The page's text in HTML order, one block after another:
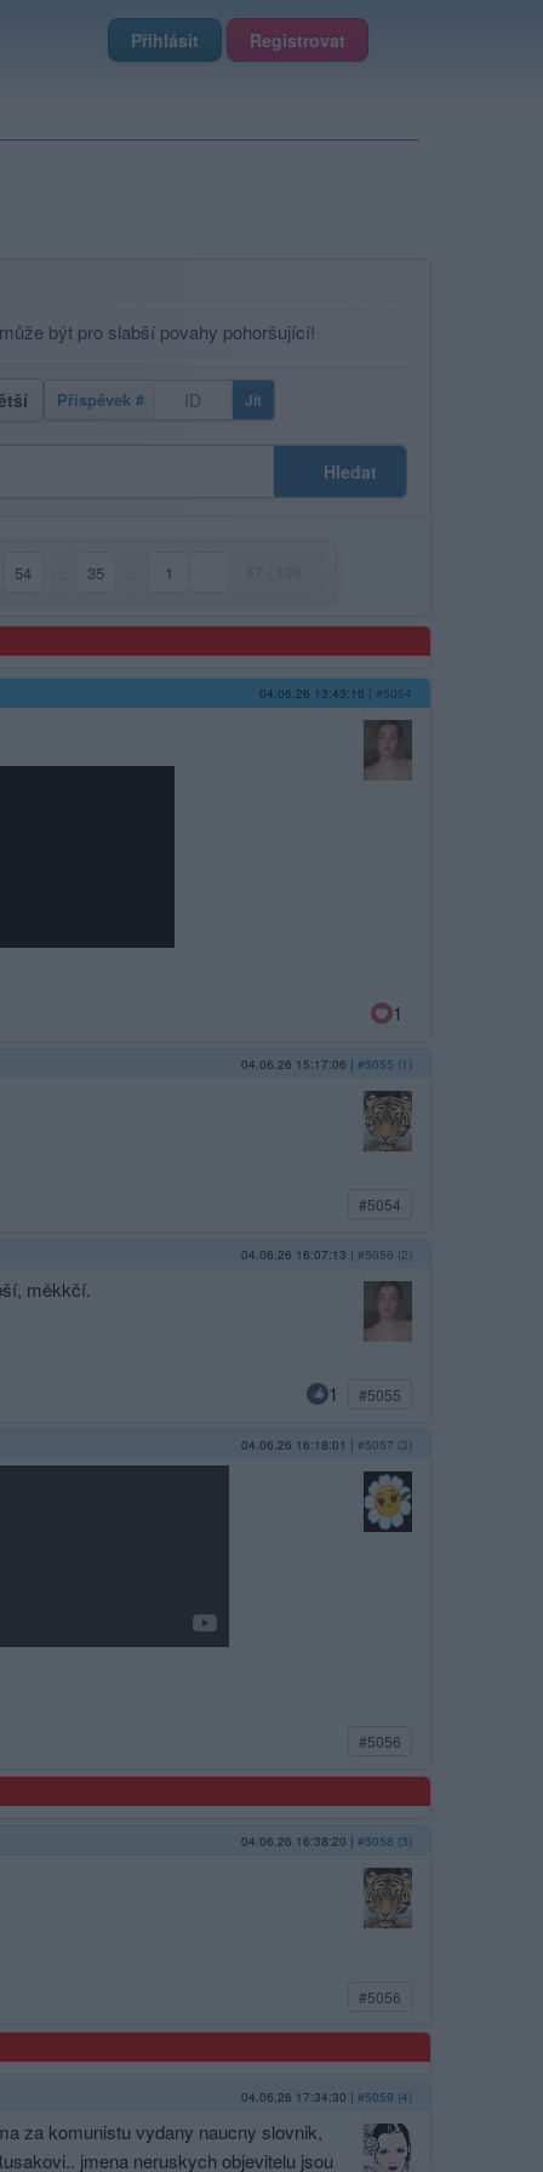
Přihlásit Registrovat
být pro slabší povahy pohoršující!
Příspěvek # Jít
Hledat
54 35 1
04.06.26 13:43:16 | #5054
1
04.06.26 15:17:06 | #5055 (1)
#5054
04.06.26 16:07:13 | #5056 (2)
měkkčí.
1 #5055
04.06.26 16:18:01 | #5057 (3)
#5056
04.06.26 16:38:20 | #5058 (3)
#5056
04.06.26 17:34:30 | #5059 (4)
za komunistu vydany naucny slovnik,
jmena neruskych objevitelu jsou